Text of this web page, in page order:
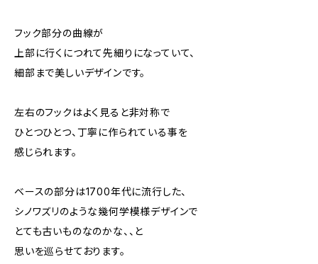
フック部分の曲線が
上部に行くにつれて先細りになっていて、
細部まで美しいデザインです。
左右のフックはよく見ると非対称で
ひとつひとつ、丁寧に作られている事を
感じられます。
ベースの部分は1700年代に流行した、
シノワズリのような幾何学模様デザインで
とても古いものなのかな、、と
思いを巡らせております。